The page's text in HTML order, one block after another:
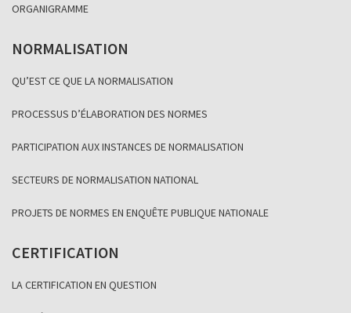
ORGANIGRAMME
NORMALISATION
QU’EST CE QUE LA NORMALISATION
PROCESSUS D’ÉLABORATION DES NORMES
PARTICIPATION AUX INSTANCES DE NORMALISATION
SECTEURS DE NORMALISATION NATIONAL
PROJETS DE NORMES EN ENQUÊTE PUBLIQUE NATIONALE
CERTIFICATION
LA CERTIFICATION EN QUESTION